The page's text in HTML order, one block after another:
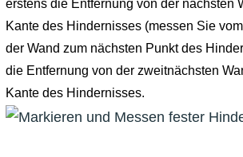
erstens die Entfernung von der nächsten
Kante des Hindernisses (messen Sie
der Wand zum nächsten Punkt des
die Entfernung von der zweitnächsten
Kante des Hindernisses.